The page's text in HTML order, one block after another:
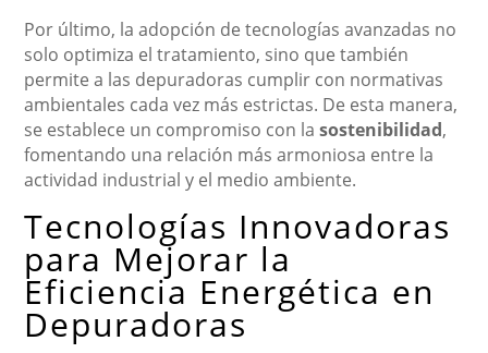
Por último, la adopción de tecnologías avanzadas no
solo optimiza el tratamiento, sino que también
permite a las depuradoras cumplir con normativas
ambientales cada vez más estrictas. De esta manera,
se establece un compromiso con lasostenibilidad,
fomentando una relación más armoniosa entre la
actividad industrial y el medio ambiente.
Tecnologías Innovadoras
para Mejorar la
Eficiencia Energética en
Depuradoras